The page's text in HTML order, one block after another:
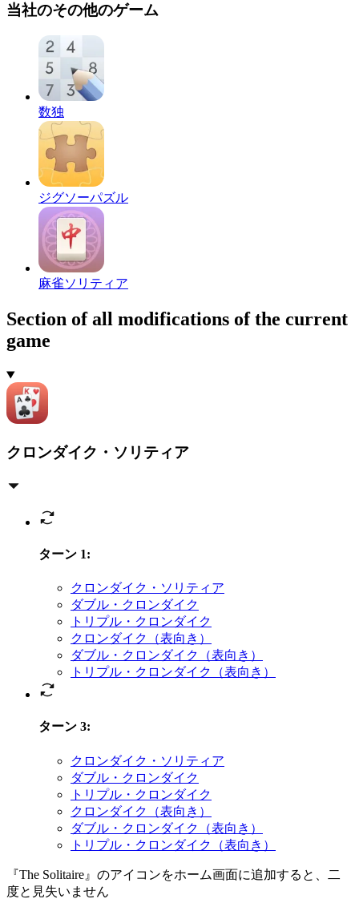
当社のその他のゲーム
数独
ジグソーパズル
麻雀ソリティア
Section of all modifications of the current
game
クロンダイク・ソリティア
ターン 1:
クロンダイク・ソリティア
ダブル・クロンダイク
トリプル・クロンダイク
クロンダイク（表向き）
ダブル・クロンダイク（表向き）
トリプル・クロンダイク（表向き）
ターン 3:
クロンダイク・ソリティア
ダブル・クロンダイク
トリプル・クロンダイク
クロンダイク（表向き）
ダブル・クロンダイク（表向き）
トリプル・クロンダイク（表向き）
『The Solitaire』のアイコンをホーム画面に追加すると、二
度と見失いません